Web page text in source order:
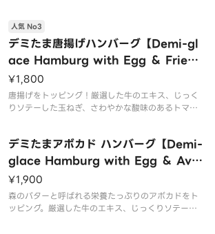
◎ハンバーグ130g。ご飯とボリューム満点！
デミたま唐揚げハンバーグ【Demi-gl
ace Hamburg with Egg ＆ Fried
Chicken】
人気 No3
¥1,800
唐揚げをトッピング！厳選した牛のエキス、じっく
りソテーした玉ねぎ、さわやかな酸味のあるトマト
ご飯とボリューム満点！
デミたまアボカド ハンバーグ【Demi-
glace Hamburg with Egg ＆ Avo
cado】
¥1,900
森のバターと呼ばれる栄養たっぷりのアボカドをト
ッピング。厳選した牛のエキス、じっくりソテーし